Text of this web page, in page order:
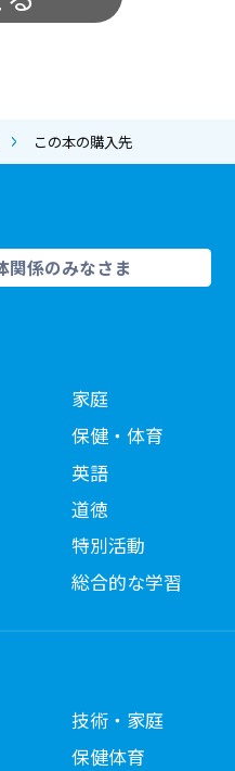
この本の購入先
関係のみなさま
家庭
保健・体育
英語
道徳
特別活動
総合的な学習
技術・家庭
保健体育